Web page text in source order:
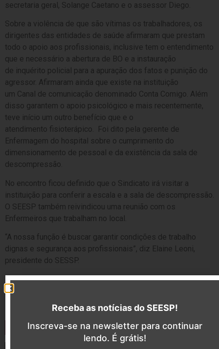
secretaria geral, Solange Caetano e o assessor Diego.
Sobre a violência de que são vítimas os trabalhadores, os
dirigentes das entidades de saúde afirmaram que prestam
todo o apoio aos profissionais, inclusive tem o entendimento
que e necessário a abertura de BO e a instauração
de inquérito policial para a apuração dos fatos e punição do
agressor. Afirmaram ainda que existe na instituição
um Canal de comunicação denominado Conta Comigo. Além
disso garantem o apoio psicológico e mais recentemente,
teve início um outro benefício que e o
atendimento fisioterápico. Foi dito pela gerente de
Enfermagem do hospital sobre o cumprimento do
dimensionamento de pessoal e da existência da sala de
descompressão.
No encontro ficou definido que o Sindicato irá visitar a
instituição para conferir a escala e a sala de descompressão.
O SEESP também reivindicou uma reunião com os
Enfermeiros que trabalham no local.
“A nossa função é buscar garantir condições de trabalho
dignas e segurança aos profissionais”, diz Elaine Leoni,
presidente do SESSP.
Últimas notícias
Receba as notícias do SEESP!
Inscreva-se na newsletter para continuar
lendo. É grátis!